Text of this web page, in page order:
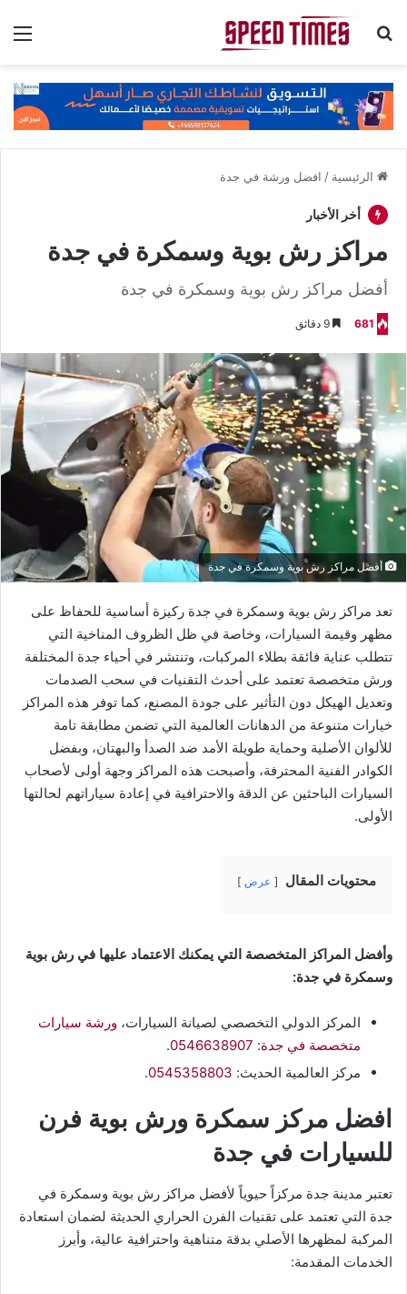
بحث عن
الرئيسية / افضل ورشة في جدة
أخر الأخبار
مراكز رش بوية وسمكرة في جدة
أفضل مراكز رش بوية وسمكرة في جدة
681
أفضل مراكز رش بوية وسمكرة في جدة
تعد مراكز رش بوية وسمكرة في جدة ركيزة أساسية للحفاظ على
مظهر وقيمة السيارات، وخاصة في ظل الظروف المناخية التي
تتطلب عناية فائقة بطلاء المركبات، وتنتشر في أحياء جدة المختلفة
ورش متخصصة تعتمد على أحدث التقنيات في سحب الصدمات
وتعديل الهيكل دون التأثير على جودة المصنع، كما توفر هذه المراكز
خيارات متنوعة من الدهانات العالمية التي تضمن مطابقة تامة
للألوان الأصلية وحماية طويلة الأمد ضد الصدأ والبهتان، وبفضل
الكوادر الفنية المحترفة، وأصبحت هذه المراكز وجهة أولى لأصحاب
السيارات الباحثين عن الدقة والاحترافية في إعادة سياراتهم لحالتها
الأولى.
محتويات المقال عرض
وأفضل المراكز المتخصصة التي يمكنك الاعتماد عليها في رش بوية
وسمكرة في جدة:
​المركز الدولي التخصصي لصيانة السيارات، ورشة سيارات
متخصصة في جدة:
0546638907
.
مركز العالمية الحديث: 0545358803
.
افضل مركز سمكرة ورش بوية فرن
للسيارات في جدة
تعتبر مدينة جدة مركزاً حيوياً لأفضل مراكز رش بوية وسمكرة في
جدة التي تعتمد على تقنيات الفرن الحراري الحديثة لضمان استعادة
المركبة لمظهرها الأصلي بدقة متناهية واحترافية عالية، وأبرز
الخدمات المقدمة: